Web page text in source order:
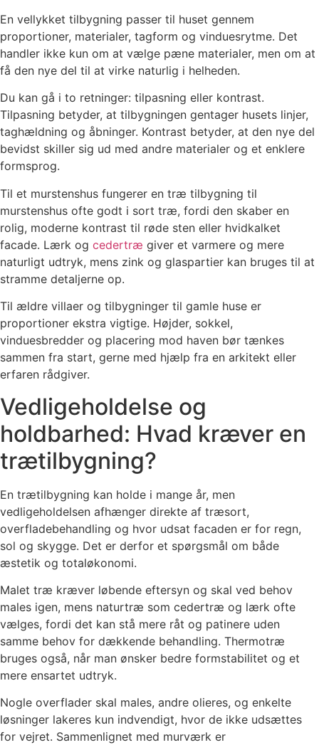
En vellykket tilbygning passer til huset gennem
proportioner, materialer, tagform og vinduesrytme. Det
handler ikke kun om at vælge pæne materialer, men om at
få den nye del til at virke naturlig i helheden.
Du kan gå i to retninger: tilpasning eller kontrast.
Tilpasning betyder, at tilbygningen gentager husets linjer,
taghældning og åbninger. Kontrast betyder, at den nye del
bevidst skiller sig ud med andre materialer og et enklere
formsprog.
Til et murstenshus fungerer en træ tilbygning til
murstenshus ofte godt i sort træ, fordi den skaber en
rolig, moderne kontrast til røde sten eller hvidkalket
facade. Lærk og cedertræ giver et varmere og mere
naturligt udtryk, mens zink og glaspartier kan bruges til at
stramme detaljerne op.
Til ældre villaer og tilbygninger til gamle huse er
proportioner ekstra vigtige. Højder, sokkel,
vinduesbredder og placering mod haven bør tænkes
sammen fra start, gerne med hjælp fra en arkitekt eller
erfaren rådgiver.
Vedligeholdelse og
holdbarhed: Hvad kræver en
trætilbygning?
En trætilbygning kan holde i mange år, men
vedligeholdelsen afhænger direkte af træsort,
overfladebehandling og hvor udsat facaden er for regn,
sol og skygge. Det er derfor et spørgsmål om både
æstetik og totaløkonomi.
Malet træ kræver løbende eftersyn og skal ved behov
males igen, mens naturtræ som cedertræ og lærk ofte
vælges, fordi det kan stå mere råt og patinere uden
samme behov for dækkende behandling. Thermotræ
bruges også, når man ønsker bedre formstabilitet og et
mere ensartet udtryk.
Nogle overflader skal males, andre olieres, og enkelte
løsninger lakeres kun indvendigt, hvor de ikke udsættes
for vejret. Sammenlignet med murværk er